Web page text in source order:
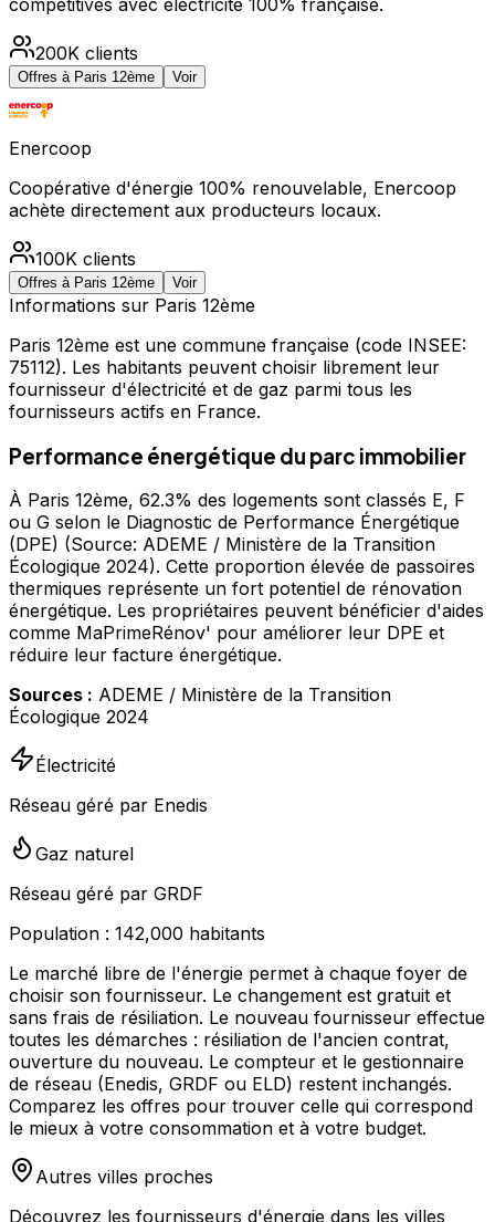
200K clients
Offres à Paris 12ème Voir
Enercoop
Coopérative d'énergie 100% renouvelable, Enercoop
achète directement aux producteurs locaux.
100K clients
Offres à Paris 12ème Voir
Informations sur Paris 12ème
Paris 12ème est une commune française (code INSEE:
75112). Les habitants peuvent choisir librement leur
fournisseur d'électricité et de gaz parmi tous les
fournisseurs actifs en France.
Performance énergétique du parc immobilier
À Paris 12ème, 62.3% des logements sont classés E, F
ou G selon le Diagnostic de Performance Énergétique
(DPE) (Source: ADEME / Ministère de la Transition
Écologique 2024). Cette proportion élevée de passoires
thermiques représente un fort potentiel de rénovation
énergétique. Les propriétaires peuvent bénéficier d'aides
comme MaPrimeRénov' pour améliorer leur DPE et
réduire leur facture énergétique.
Sources : ADEME / Ministère de la Transition
Écologique 2024
Électricité
Réseau géré par Enedis
Gaz naturel
Réseau géré par GRDF
Population : 142,000 habitants
Le marché libre de l'énergie permet à chaque foyer de
choisir son fournisseur. Le changement est gratuit et
sans frais de résiliation. Le nouveau fournisseur effectue
toutes les démarches : résiliation de l'ancien contrat,
ouverture du nouveau. Le compteur et le gestionnaire
de réseau (Enedis, GRDF ou ELD) restent inchangés.
Comparez les offres pour trouver celle qui correspond
le mieux à votre consommation et à votre budget.
Autres villes proches
Découvrez les fournisseurs d'énergie dans les villes